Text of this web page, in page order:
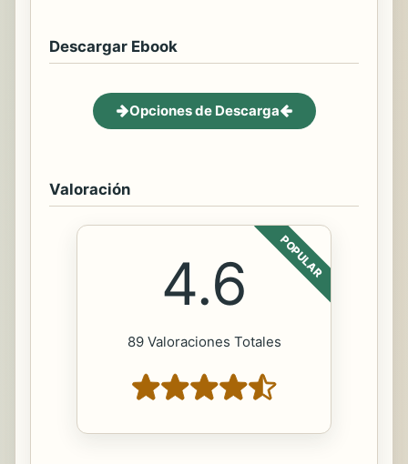
Descargar Ebook
Opciones de Descarga
Valoración
POPULAR
4.6
89 Valoraciones Totales